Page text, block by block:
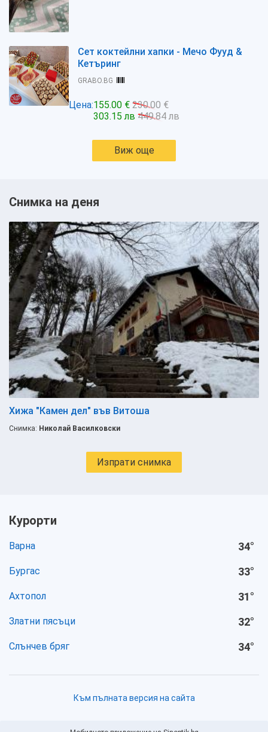
Сет коктейлни хапки - Мечо Фууд &
Кетъринг
GRABO.BG
Цена:155.00 € 230.00 €
303.15 лв 449.84 лв
Виж още
Снимка на деня
Хижа "Камен дел" във Витоша
Снимка: Николай Василковски
Изпрати снимка
Курорти
Варна 34°
Бургас 33°
Ахтопол 31°
Златни пясъци 32°
Слънчев бряг 34°
Към пълната версия на сайта